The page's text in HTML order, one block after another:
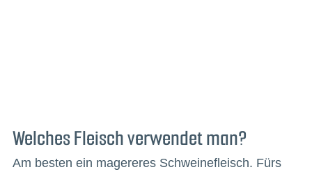
Welches Fleisch verwendet man?
Am besten ein magereres Schweinefleisch. Fürs